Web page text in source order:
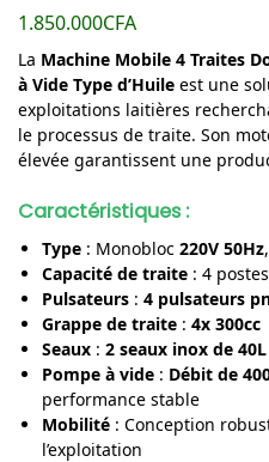
1.850.000CFA
La Machine Mobile 4 Traites
à Vide Type d’Huile est une
exploitations laitières
le processus de traite. Son
élevée garantissent une
Caractéristiques :
Type : Monobloc 220V 50Hz
Capacité de traite : 4
Pulsateurs : 4 pulsateurs
Grappe de traite : 4x 300cc
Seaux : 2 seaux inox de 40L
Pompe à vide : Débit de
performance stable
Mobilité : Conception
l’exploitation